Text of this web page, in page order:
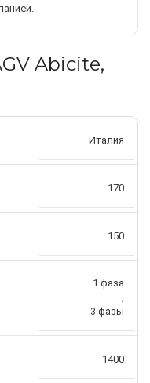
Abicite,
Италия
170
150
1 фаза
,
3 фазы
1400